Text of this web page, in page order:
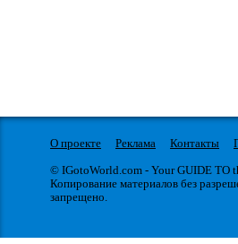
О проекте Реклама Контакты
© IGotoWorld.com - Your GUIDE TO
Копирование материалов без
запрещено.